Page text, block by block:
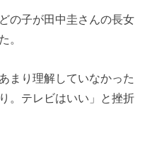
の子が田中圭さんの長女
。
まり理解していなかった
。テレビはいい」と挫折